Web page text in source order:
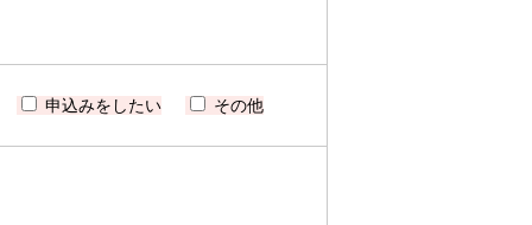
申込みをしたい その他